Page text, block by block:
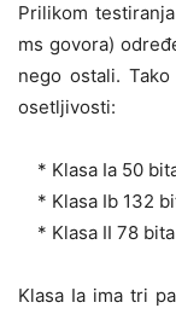
Prilikom
ms govora)
nego ostali.
osetljivosti:
* Klasa Ia 50
* Klasa Ib 132
* Klasa II 78
Klasa Ia ima tri